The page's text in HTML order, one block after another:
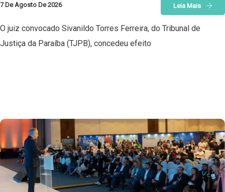
7 De Agosto De 2026 Leia Mais
O juiz convocado Sivanildo Torres Ferreira, do Tribunal de
Justiça da Paraíba (TJPB), concedeu efeito